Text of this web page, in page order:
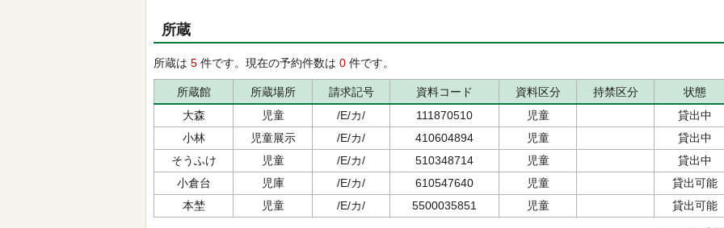
所蔵
所蔵は 5 件です。現在の予約件数は 0 件です。
所蔵館 所蔵場所 請求記号 資料コード 資料区分 持禁区分
状態
大森
児童 /E/カ/ 111870510 児童
貸出中
小林
児童展示 /E/カ/ 410604894 児童
貸出中
そうふけ
児童 /E/カ/ 510348714 児童
貸出中
小倉台
児庫 /E/カ/ 610547640 児童
貸出可能
本埜
児童 /E/カ/ 5500035851 児童 貸出可能